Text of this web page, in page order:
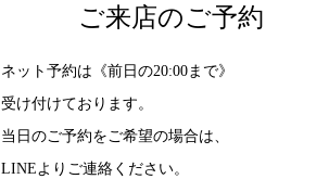
ご来店のご予約
ネット予約は《前日の20:00まで》
受け付けております。
当日のご予約をご希望の場合は、
LINEよりご連絡ください。